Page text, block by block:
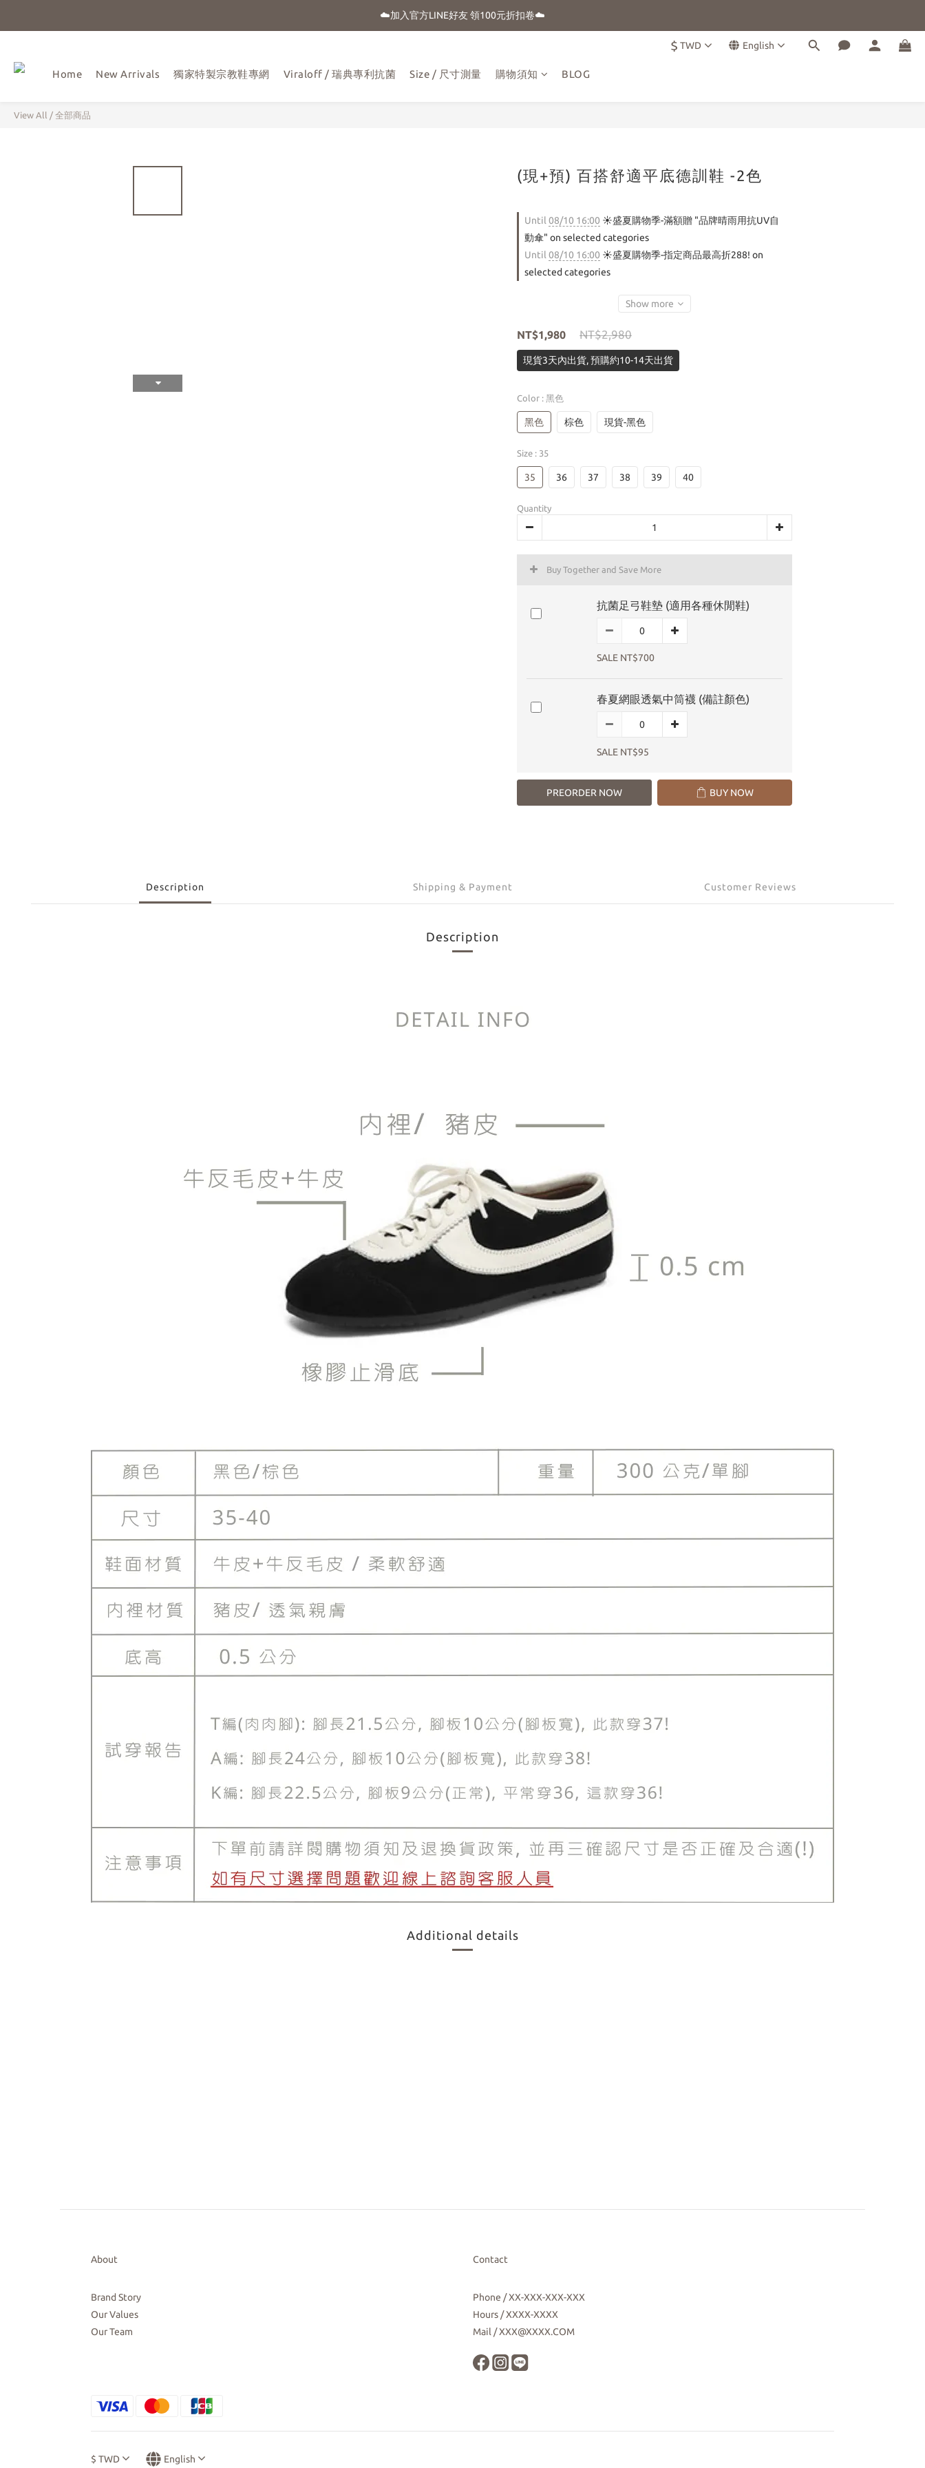
☀️盛夏購物季-滿額贈 "品牌晴雨用抗UV自動傘"
☁️加入官方LINE好友 領100元折扣卷☁️
☀️盛夏購物季-滿額贈 "品牌晴雨用抗UV自動傘"
$ TWD English
Home New Arrivals 獨家特製宗教鞋專網 Viraloff / 瑞典專利抗菌 Size / 尺寸測量 購物須知 BLOG
View All / 全部商品
(現+預) 百搭舒適平底德訓鞋 -2色
Until 08/10 16:00 ☀️盛夏購物季-滿額贈 "品牌晴雨用抗UV自
動傘" on selected categories
Until 08/10 16:00 ☀️盛夏購物季-指定商品最高折288! on
selected categories
Show more
NT$1,980 NT$2,980
現貨3天內出貨, 預購約10-14天出貨
Color : 黑色
黑色 棕色 現貨-黑色
Size : 35
35 36 37 38 39 40
Quantity
Buy Together and Save More
抗菌足弓鞋墊 (適用各種休閒鞋)
SALE NT$700
春夏網眼透氣中筒襪 (備註顏色)
SALE NT$95
PREORDER NOW BUY NOW
Description Shipping & Payment Customer Reviews
Description
Additional details
About
Brand Story
Our Values
Our Team
Contact
Phone / XX-XXX-XXX-XXX
Hours / XXXX-XXXX
Mail / XXX@XXXX.COM
$ TWD English